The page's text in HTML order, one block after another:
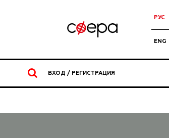
РУС
ENG
ВХОД / РЕГИСТРАЦИЯ